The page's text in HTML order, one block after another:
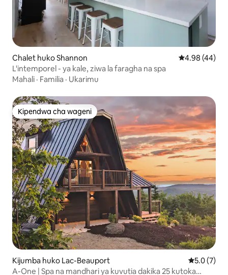
Chalet huko Shannon Ukadiriaji wa
4.98 (44)
L'intemporel - ya kale, ziwa la faragha na spa
Mahali · Familia · Ukarimu
Kipendwa cha wageni
Kipendwa cha wageni
Kijumba huko Lac-Beauport Ukadiriaji
5.0 (7)
A-One | Spa na mandhari ya kuvutia dakika 25 kutoka